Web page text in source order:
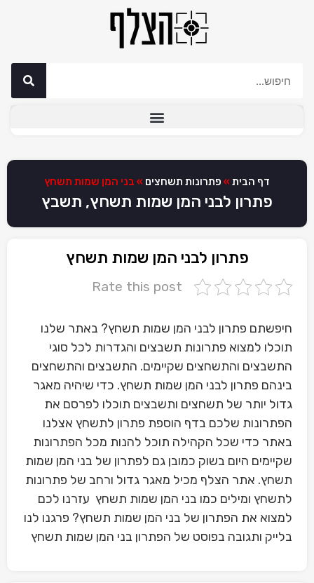
דף הבית » פתרונות תשחצים » בני המן שמות תשחץ
פתרון לבני המן שמות תשחץ, תשבץ
פתרון לבני המן שמות תשחץ
Rate this post
חיפשתם פתרון לבני המן שמות תשחץ? באתר שלנו
תוכלו למצוא פתרונות תשבצים והגדרות לכל סוגי
התשבצים והתשחצים שקיימים. התשבצים והתשחצים
בינהם פתרון לבני המן שמות תשחץ. כדי שיהיה מאגר
גדול יותר של תשחצים ותשבצים תוכלו לפרסם את
הפתרונות שלכם בדף הוספת פתרון לתשחץ אצלנו
באתר כדי שכל הקהילה תוכל להנות מכל הפתרונות
שקיימים היום בשוק כמובן גם לפתרון של בני המן שמות
תשחץ. אתר הצלף מכיל מאגר גדול ורחב של פתרונות
לתשחץ ומילים כמו בני המן שמות תשחץ עזרנו לכם
למצוא את הפתרון של בני המן שמות תשחץ? פרגנו לנו
בלייק ותגובה בפוסט של הפתרון בני המן שמות תשחץ